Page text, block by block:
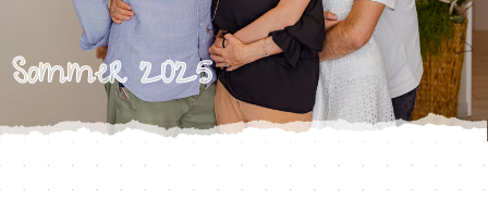
Sommer 2025